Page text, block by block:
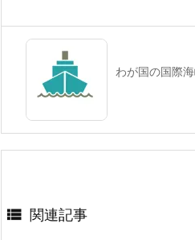
わが国の国際
 関連記事